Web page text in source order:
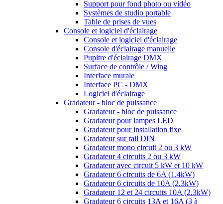
Support pour fond photo ou vidéo
Systèmes de studio portable
Table de prises de vues
Console et logiciel d'éclairage
Console et logiciel d'éclairage
Console d'éclairage manuelle
Pupitre d'éclairage DMX
Surface de contrôle / Wing
Interface murale
Interface PC - DMX
Logiciel d'éclairage
Gradateur - bloc de puissance
Gradateur - bloc de puissance
Gradateur pour lampes LED
Gradateur pour installation fixe
Gradateur sur rail DIN
Gradateur mono circuit 2 ou 3 kW
Gradateur 4 circuits 2 ou 3 kW
Gradateur avec circuit 5 kW et 10 kW
Gradateur 6 circuits de 6A (1.4kW)
Gradateur 6 circuits de 10A (2.3kW)
Gradateur 12 et 24 circuits 10A (2.3kW)
Gradateur 6 circuits 13A et 16A (3 à